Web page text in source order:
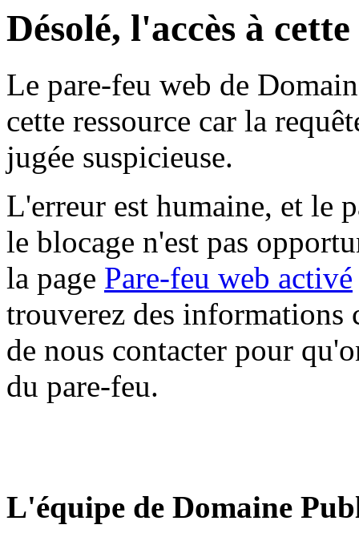
Désolé, l'accès à
Le pare-feu web de
cette ressource car la
jugée suspicieuse.
L'erreur est humaine, et le
le blocage n'est pas
la page Pare-feu web activé
trouverez des informations
de nous contacter pour
du pare-feu.
L'équipe de Domaine